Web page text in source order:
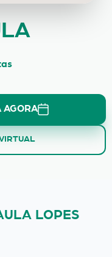
AGORA
LOPES